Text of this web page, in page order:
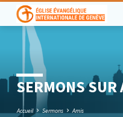
SERMONS SUR
Accueil Sermons
Amis